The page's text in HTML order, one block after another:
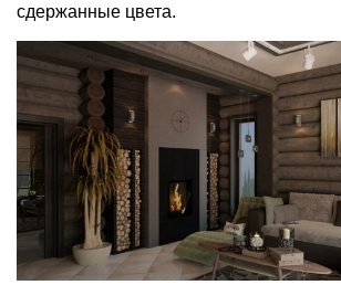
сдержанные цвета.